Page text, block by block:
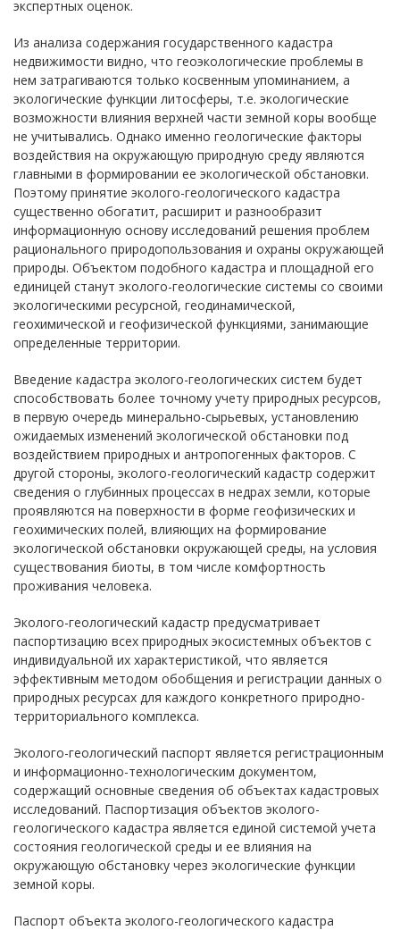
экспертных оценок.
Из анализа содержания государственного кадастра
недвижимости видно, что геоэкологические проблемы в
нем затрагиваются только косвенным упоминанием, а
экологические функции литосферы, т.е. экологические
возможности влияния верхней части земной коры вообще
не учитывались. Однако именно геологические факторы
воздействия на окружающую природную среду являются
главными в формировании ее экологической обстановки.
Поэтому принятие эколого-геологического кадастра
существенно обогатит, расширит и разнообразит
информационную основу исследований решения проблем
рационального природопользования и охраны окружающей
природы. Объектом подобного кадастра и площадной его
единицей станут эколого-геологические системы со своими
экологическими ресурсной, геодинамической,
геохимической и геофизической функциями, занимающие
определенные территории.
Введение кадастра эколого-геологических систем будет
способствовать более точному учету природных ресурсов,
в первую очередь минерально-сырьевых, установлению
ожидаемых изменений экологической обстановки под
воздействием природных и антропогенных факторов. С
другой стороны, эколого-геологический кадастр содержит
сведения о глубинных процессах в недрах земли, которые
проявляются на поверхности в форме геофизических и
геохимических полей, влияющих на формирование
экологической обстановки окружающей среды, на условия
существования биоты, в том числе комфортность
проживания человека.
Эколого-геологический кадастр предусматривает
паспортизацию всех природных экосистемных объектов с
индивидуальной их характеристикой, что является
эффективным методом обобщения и регистрации данных о
природных ресурсах для каждого конкретного природно-
территориального комплекса.
Эколого-геологический паспорт является регистрационным
и информационно-технологическим документом,
содержащий основные сведения об объектах кадастровых
исследований. Паспортизация объектов эколого-
геологического кадастра является единой системой учета
состояния геологической среды и ее влияния на
окружающую обстановку через экологические функции
земной коры.
Паспорт объекта эколого-геологического кадастра